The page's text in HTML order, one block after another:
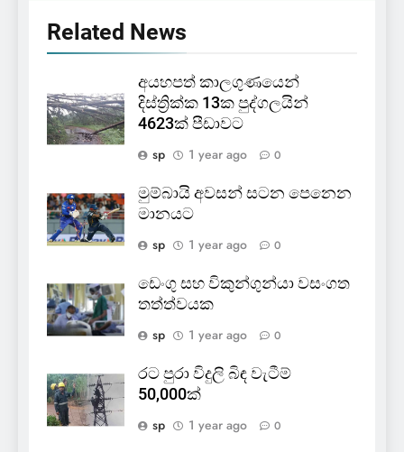
Related News
අයහපත් කාලගුණයෙන්
දිස්ත්‍රික්ක 13ක පුද්ගලයින්
4623ක් පීඩාවට
sp
1 year ago 0
මුම්බායි අවසන් සටන පෙනෙන
මානයට
sp
1 year ago 0
ඩෙංගු සහ විකුන්ගුන්යා වසංගත
තත්ත්වයක
sp
1 year ago 0
රට පුරා විදුලි බිඳ වැටීම්
50,000ක්
sp
1 year ago 0